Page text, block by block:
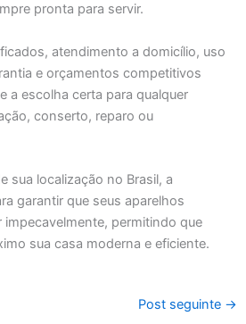
pronta para servir.
atendimento a domicílio, uso
e orçamentos competitivos
a escolha certa para qualquer
conserto, reparo ou
sua localização no Brasil, a
garantir que seus aparelhos
permitindo que
sua casa moderna e eficiente.
Post seguinte →